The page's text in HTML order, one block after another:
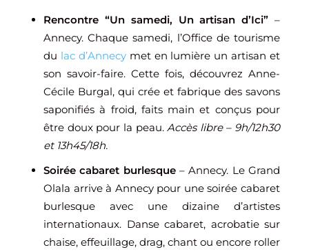
Rencontre “Un samedi, Un artisan d’Ici” –
Annecy. Chaque samedi, l’Office de tourisme
du lac d’Annecymet en lumière un artisan et
son savoir-faire. Cette fois, découvrez Anne-
Cécile Burgal, qui crée et fabrique des savons
saponifiés à froid, faits main et conçus pour
être doux pour la peau.Accès libre – 9h/12h30
et 13h45/18h.
Soirée cabaret burlesque– Annecy. Le Grand
Olala arrive à Annecypour une soirée cabaret
burlesque avec une dizaine d’artistes
internationaux. Danse cabaret, acrobatie sur
chaise, effeuillage, drag, chant ou encore roller